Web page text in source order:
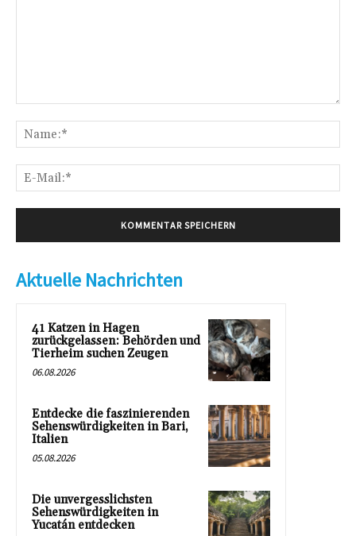
Aktuelle Nachrichten
41 Katzen in Hagen
zurückgelassen: Behörden und
Tierheim suchen Zeugen
06.08.2026
Entdecke die faszinierenden
Sehenswürdigkeiten in Bari,
Italien
05.08.2026
Die unvergesslichsten
Sehenswürdigkeiten in
Yucatán entdecken